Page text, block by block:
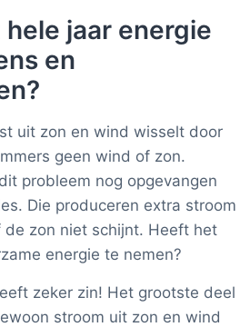
jaar energie
en
uit zon en wind wisselt door
geen wind of zon.
probleem nog opgevangen
Die produceren extra stroom
zon niet schijnt. Heeft het
energie te nemen?
zeker zin! Het grootste deel
stroom uit zon en wind